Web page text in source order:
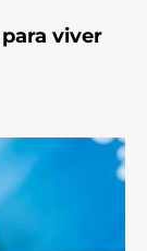
viver